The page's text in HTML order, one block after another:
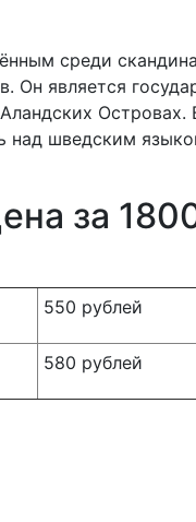
среди
Он является
над шведским
за
550 рублей
580 рублей